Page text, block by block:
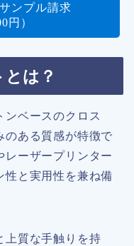
ンプル請求
円）
は？
ンベースのクロス
のある質感が特徴で
レーザープリンター
性と実用性を兼ね備
上質な手触りを持